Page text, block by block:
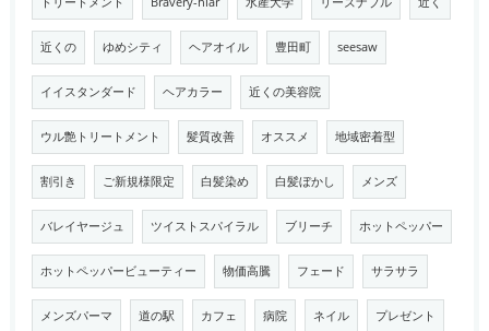
近くの ゆめシティ ヘアオイル 豊田町 seesaw
イイスタンダード ヘアカラー 近くの美容院
ウル艶トリートメント 髪質改善 オススメ 地域密着型
割引き ご新規様限定 白髪染め 白髪ぼかし メンズ
バレイヤージュ ツイストスパイラル ブリーチ ホットペッパー
ホットペッパービューティー 物価高騰 フェード サラサラ
メンズパーマ 道の駅 カフェ 病院 ネイル プレゼント